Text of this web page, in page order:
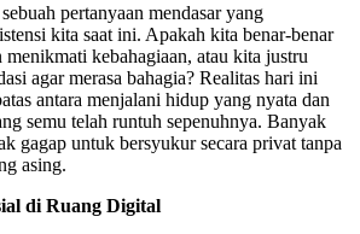
pertanyaan mendasar yang
kita saat ini. Apakah kita benar-benar
menikmati kebahagiaan, atau kita justru
agar merasa bahagia? Realitas hari ini
antara menjalani hidup yang nyata dan
semu telah runtuh sepenuhnya. Banyak
gagap untuk bersyukur secara privat tanpa
asing.
di Ruang Digital